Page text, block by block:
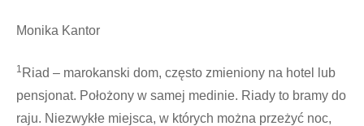
Monika Kantor
1 Riad – marokanski dom, często zmieniony na hotel lub
pensjonat. Położony w samej medinie. Riady to bramy do
raju. Niezwykłe miejsca, w których można przeżyć noc,